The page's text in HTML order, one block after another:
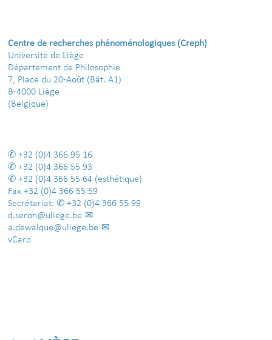
Centre de recherches phénoménologiques (Creph)
Université de Liège
Département de Philosophie
7, Place du 20-Août (Bât. A1)
B-4000 Liège
(Belgique)
+32 (0)4 366 95 16
+32 (0)4 366 55 93
+32 (0)4 366 55 64 (esthétique)
Fax +32 (0)4 366 55 59
Secrétariat:
+32 (0)4 366 55 99
d.seron@uliege.be
a.dewalque@uliege.be
vCard